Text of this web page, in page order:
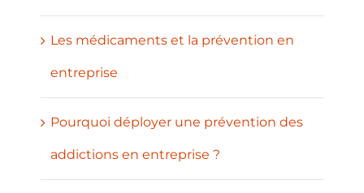
Les médicaments et la prévention en
entreprise
Pourquoi déployer une prévention des
addictions en entreprise ?